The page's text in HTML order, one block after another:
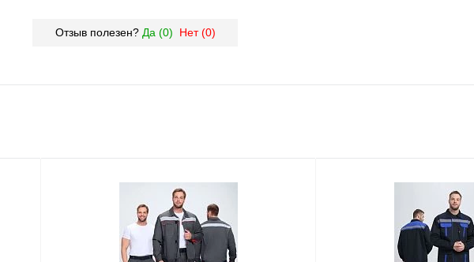
Отзыв полезен? Да (0) Нет (0)